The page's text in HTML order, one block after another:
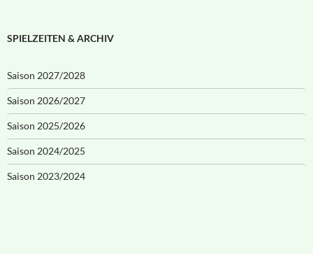
SPIELZEITEN & ARCHIV
Saison 2027/2028
Saison 2026/2027
Saison 2025/2026
Saison 2024/2025
Saison 2023/2024